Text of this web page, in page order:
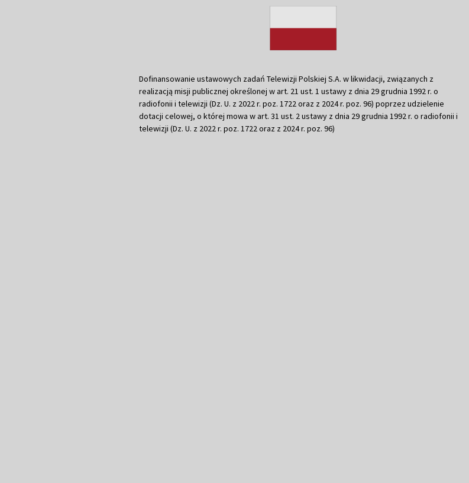
Dofinansowanie ustawowych zadań Telewizji Polskiej S.A. w likwidacji, związanych z
realizacją misji publicznej określonej w art. 21 ust. 1 ustawy z dnia 29 grudnia 1992 r. o
radiofonii i telewizji (Dz. U. z 2022 r. poz. 1722 oraz z 2024 r. poz. 96) poprzez udzielenie
dotacji celowej, o której mowa w art. 31 ust. 2 ustawy z dnia 29 grudnia 1992 r. o radiofonii i
telewizji (Dz. U. z 2022 r. poz. 1722 oraz z 2024 r. poz. 96)